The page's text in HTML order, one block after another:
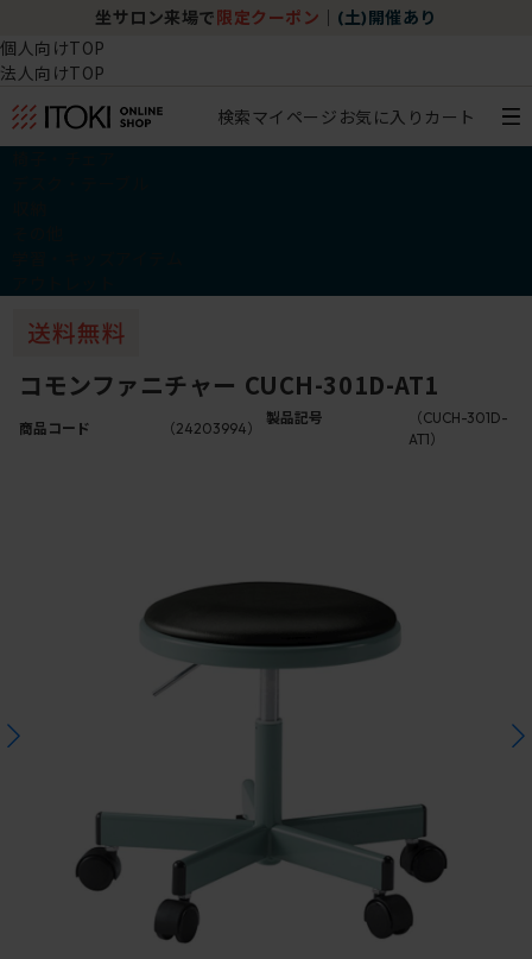
坐サロン来場で 限定クーポン (土)開催あり
個人向けTOP
法人向けTOP
検索マイページ お気に入り カート
コモンファニチャー CUCH-301D-AT1
商品コード （24203994）
製品記号
（CUCH-301D-
AT1）